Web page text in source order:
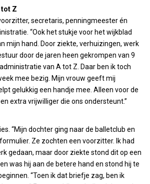
tot Z
secretaris, penningmeester én
“Ook het stukje voor het wijkblad
mijn hand. Door ziekte, verhuizingen, werk
door de jaren heen gekrompen van 9
van A tot Z. Daar ben ik toch
mee bezig. Mijn vrouw geeft mij
gelukkig een handje mee. Alleen voor de
extra vrijwilliger die ons ondersteunt.”
“Mijn dochter ging naar de balletclub en
Ze zochten een voorzitter. Ik had
gedaan, maar door ziekte stond dit op een
was hij aan de betere hand en stond hij te
“Toen ik dat briefje zag, ben ik